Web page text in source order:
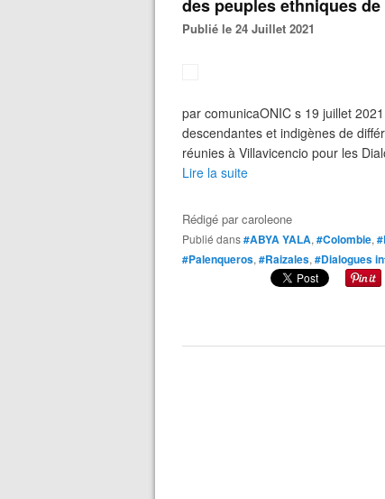
des peuples ethniques
Publié le 24 Juillet 2021
par comunicaONIC s 19 juillet
descendantes et indigènes de
réunies à Villavicencio pour les
Lire la suite
Rédigé parcaroleone
Publié dans#ABYA YALA, #Colombie,
#Palenqueros, #Raizales, #Dialogues